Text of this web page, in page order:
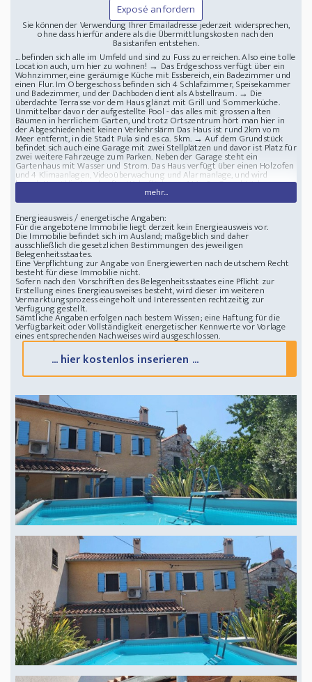
Exposé anfordern
Sie können der Verwendung Ihrer Emailadresse jederzeit widersprechen,
ohne dass hierfür andere als die Übermittlungskosten nach den
Basistarifen entstehen.
... befinden sich alle im Umfeld und sind zu Fuss zu erreichen. Also eine tolle
Location auch, um hier zu wohnen! → Das Erdgeschoss verfügt über ein
Wohnzimmer, eine geräumige Küche mit Essbereich, ein Badezimmer und
einen Flur. Im Obergeschoss befinden sich 4 Schlafzimmer, Speisekammer
und Badezimmer, und der Dachboden dient als Abstellraum. → Die
überdachte Terrasse vor dem Haus glänzt mit Grill und Sommerküche.
Unmittelbar davor der aufgestellte Pool - das alles mit grossen alten
Bäumen in herrlichem Garten, und trotz Ortszentrum hört man hier in
der Abgeschiedenheit keinen Verkehrslärm Das Haus ist rund 2km vom
Meer entfernt, in die Stadt Pula sind es ca. 5km. → Auf dem Grundstück
befindet sich auch eine Garage mit zwei Stellplätzen und davor ist Platz für
zwei weitere Fahrzeuge zum Parken. Neben der Garage steht ein
Gartenhaus mit Wasser und Strom. Das Haus verfügt über einen Holzofen
und 4 Klimaanlagen, Videoüberwachung und Alarmanlage, und wird
komplett möbliert verkauft. - Wohnfläche: ca. 144m2 - Grundstück: ca.
650m2 - Schlafzimmer: 4 - Badezimmer: 2 - Energieklasse: B - Pool,
Terrasse, Sommerküche und Grill im Garten, Parkplatz und Garage und
Gartenhaus, Herrlicher Garten mit Bäumen wie Oliven, Kirsch usw. ca. 2km
zum Meer - Preis: EUR 399.000.-
Lage in der Nähe von: PulaISTRIEN SISAN Steinhaus mit Pool und schönem
Garten
mehr...
Energieausweis / energetische Angaben:
Für die angebotene Immobilie liegt derzeit kein Energieausweis vor.
Die Immobilie befindet sich im Ausland; maßgeblich sind daher
ausschließlich die gesetzlichen Bestimmungen des jeweiligen
Belegenheitsstaates.
Eine Verpflichtung zur Angabe von Energiewerten nach deutschem Recht
besteht für diese Immobilie nicht.
Sofern nach den Vorschriften des Belegenheitsstaates eine Pflicht zur
Erstellung eines Energieausweises besteht, wird dieser im weiteren
Vermarktungsprozess eingeholt und Interessenten rechtzeitig zur
Verfügung gestellt.
Sämtliche Angaben erfolgen nach bestem Wissen; eine Haftung für die
Verfügbarkeit oder Vollständigkeit energetischer Kennwerte vor Vorlage
eines entsprechenden Nachweises wird ausgeschlossen.
... hier kostenlos inserieren ...